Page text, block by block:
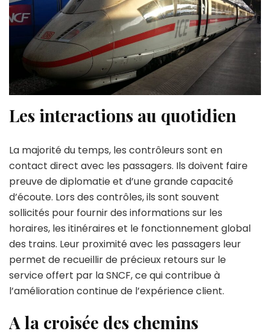
Les interactions au quotidien
La majorité du temps, les contrôleurs sont en
contact direct avec les passagers. Ils doivent faire
preuve de diplomatie et d’une grande capacité
d’écoute. Lors des contrôles, ils sont souvent
sollicités pour fournir des informations sur les
horaires, les itinéraires et le fonctionnement global
des trains. Leur proximité avec les passagers leur
permet de recueillir de précieux retours sur le
service offert par la SNCF, ce qui contribue à
l’amélioration continue de l’expérience client.
A la croisée des chemins